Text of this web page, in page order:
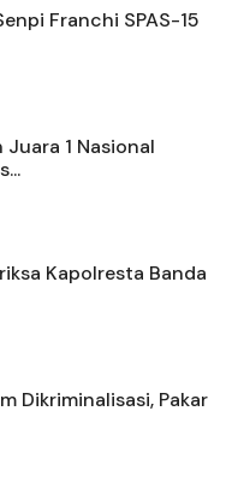
Franchi SPAS-15
1 Nasional
Kapolresta Banda
Dikriminalisasi, Pakar